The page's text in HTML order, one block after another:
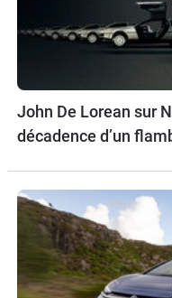
John De Lorean sur
décadence d’un